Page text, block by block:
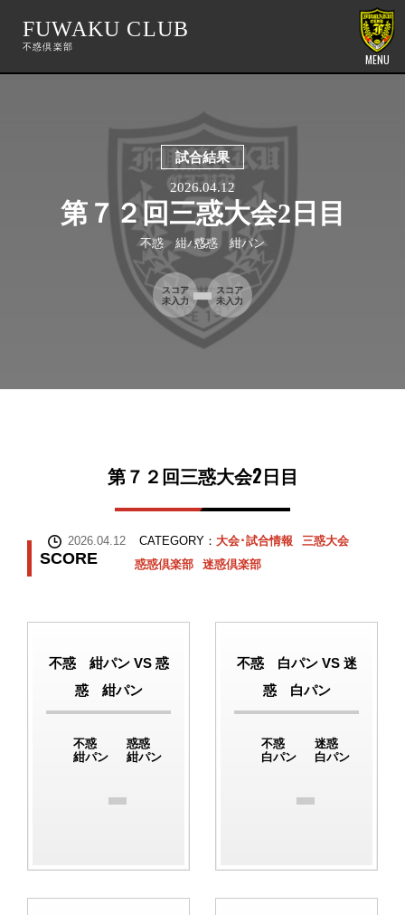
FUWAKU CLUB
MENU
試合結果
2026.04.12
第７２回三惑大会2日目
不惑 紺パン
スコア
未入力
惑惑 紺パン
スコア
未入力
第７２回三惑大会2日目
2026.04.12 CATEGORY： 大会･試合情報
三惑大会
惑惑倶楽部
迷惑倶楽部
SCORE
不惑 紺パン VS 惑
惑 紺パン
不惑
紺パン
惑惑
紺パン
不惑 白パン VS 迷
惑 白パン
不惑
白パン
迷惑
白パン